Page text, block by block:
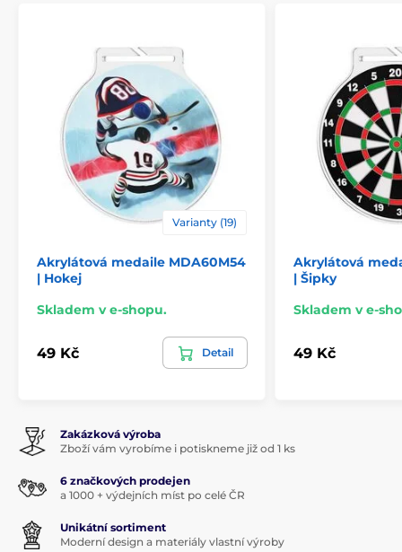
Varianty (19)
Akrylátová medaile MDA60M54
| Hokej
Skladem v e-shopu.
49 Kč Detail
Akrylátová
| Šipky
Skladem v e-
49 Kč
Zakázková výroba
Zboží vám vyrobíme i potiskneme již od 1 ks
6 značkových prodejen
a 1000 + výdejních míst po celé ČR
Unikátní sortiment
Moderní design a materiály vlastní výroby